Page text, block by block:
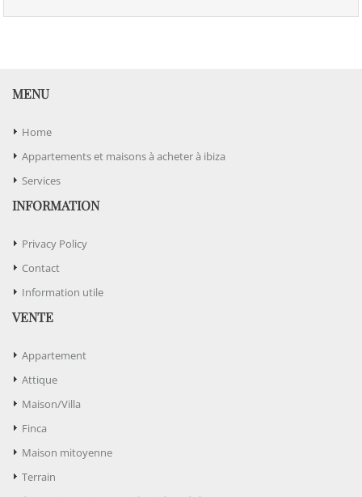
MENU
Home
Appartements et maisons à acheter à ibiza
Services
INFORMATION
Privacy Policy
Contact
Information utile
VENTE
Appartement
Attique
Maison/Villa
Finca
Maison mitoyenne
Terrain